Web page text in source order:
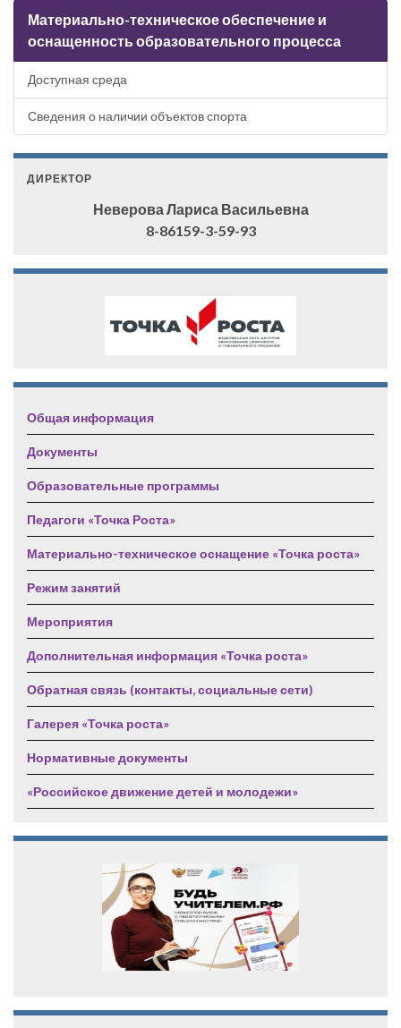
Материально-техническое обеспечение и
оснащенность образовательного процесса
Доступная среда
Сведения о наличии объектов спорта
ДИРЕКТОР
Неверова Лариса Васильевна
8-86159-3-59-93
Общая информация
Документы
Образовательные программы
Педагоги «Точка Роста»
Материально-техническое оснащение «Точка роста»
Режим занятий
Мероприятия
Дополнительная информация «Точка роста»
Обратная связь (контакты, социальные сети)
Галерея «Точка роста»
Нормативные документы
«Российское движение детей и молодежи»